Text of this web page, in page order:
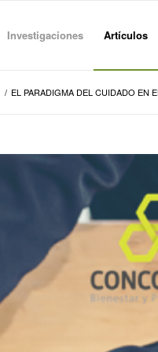
Investigaciones Artículos
/ EL PARADIGMA DEL CUIDADO EN